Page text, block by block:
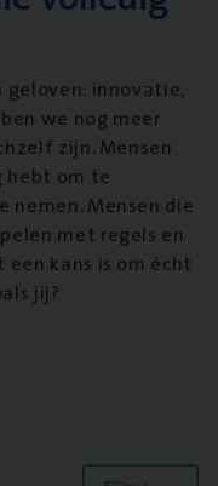
geloven: innovatie,
we nog meer
zijn. Mensen
om te
nemen. Mensen die
met regels en
kans is om écht
jij?